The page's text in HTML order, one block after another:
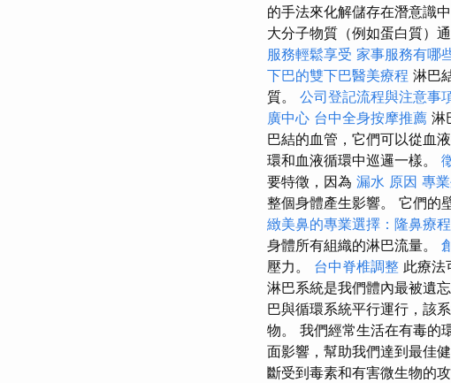
的手法來化解儲存在潛意識
大分子物質（例如蛋白質）通
服務輕鬆享受 家事服務有哪
下巴的雙下巴醫美療程 淋巴
質。 公司登記流程與注意事
廣中心 台中全身按摩推薦 淋
巴結的血管，它們可以從血
環和血液循環中巡邏一樣。
要特徵，因為 漏水 原因 專
整個身體產生影響。 它們的
緻美鼻的專業選擇：隆鼻療程
身體所有組織的淋巴流量。
壓力。 台中脊椎調整 此療法
淋巴系統是我們體內最被遺
巴與循環系統平行運行，該
物。 我們經常生活在有毒的
面影響，幫助我們達到最佳
斷受到毒素和有害微生物的